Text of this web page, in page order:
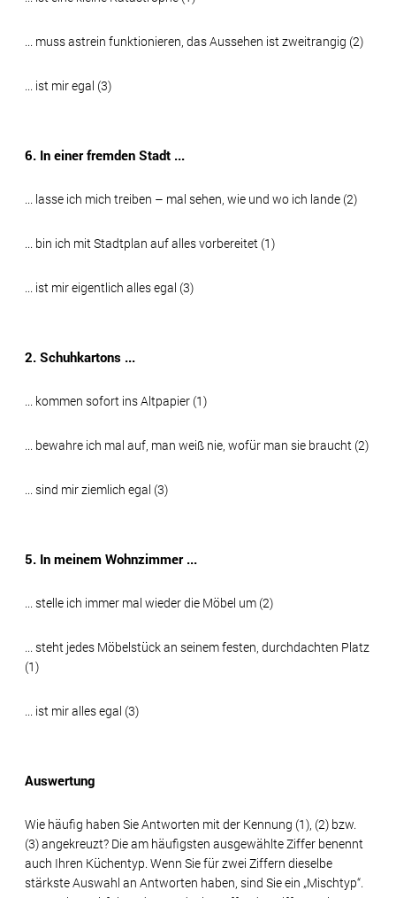
... muss astrein funktionieren, das Aussehen ist zweitrangig (2)
... ist mir egal (3)
6. In einer fremden Stadt ...
... lasse ich mich treiben – mal sehen, wie und wo ich lande (2)
... bin ich mit Stadtplan auf alles vorbereitet (1)
... ist mir eigentlich alles egal (3)
2. Schuhkartons ...
... kommen sofort ins Altpapier (1)
... bewahre ich mal auf, man weiß nie, wofür man sie braucht (2)
... sind mir ziemlich egal (3)
5. In meinem Wohnzimmer ...
... stelle ich immer mal wieder die Möbel um (2)
... steht jedes Möbelstück an seinem festen, durchdachten Platz
(1)
... ist mir alles egal (3)
Auswertung
Wie häufig haben Sie Antworten mit der Kennung (1), (2) bzw.
(3) angekreuzt? Die am häufigsten ausgewählte Ziffer benennt
auch Ihren Küchentyp. Wenn Sie für zwei Ziffern dieselbe
stärkste Auswahl an Antworten haben, sind Sie ein „Mischtyp“.